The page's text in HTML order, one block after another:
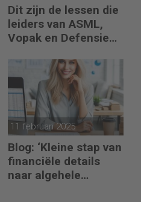
Dit zijn de lessen die
leiders van ASML,
Vopak en Defensie
turbulente tijden
11 februari 2025
Blog: ‘Kleine stap van
financiële details
naar algehele